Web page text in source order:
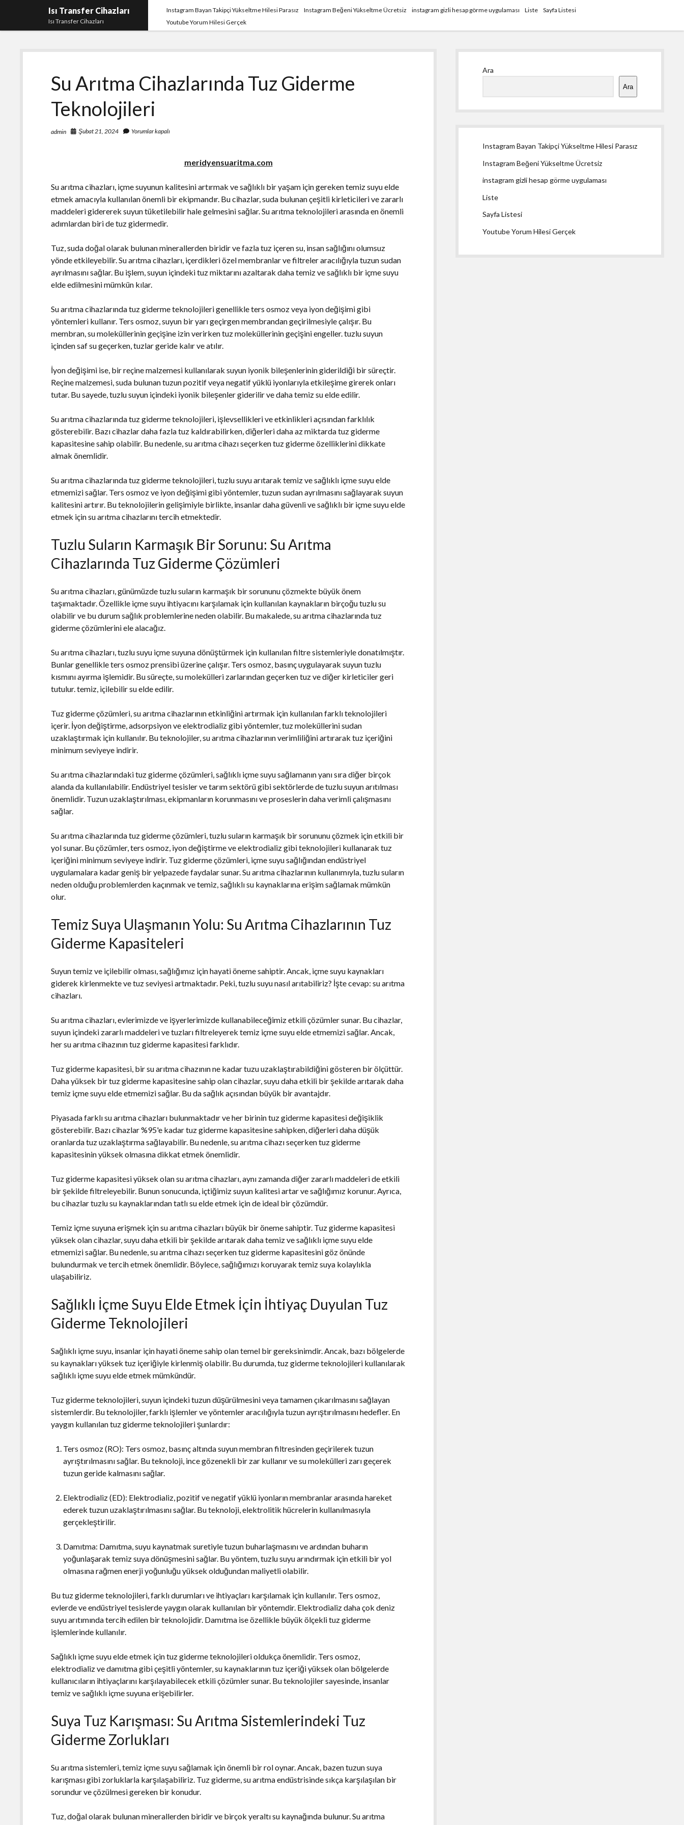
Isı Transfer Cihazları
Isı Transfer Cihazları
Instagram Bayan Takipçi Yükseltme Hilesi Parasız Instagram Beğeni Yükseltme Ücretsiz instagram gizli hesap görme uygulaması Liste
Sayfa Listesi
Youtube Yorum Hilesi Gerçek
Su Arıtma Cihazlarında Tuz Giderme
Teknolojileri
admin Şubat 21, 2024 Yorumlar kapalı
meridyensuaritma.com
Su arıtma cihazları, içme suyunun kalitesini artırmak ve sağlıklı bir yaşam için gereken temiz suyu elde
etmek amacıyla kullanılan önemli bir ekipmandır. Bu cihazlar, suda bulunan çeşitli kirleticileri ve zararlı
maddeleri gidererek suyun tüketilebilir hale gelmesini sağlar. Su arıtma teknolojileri arasında en önemli
adımlardan biri de tuz gidermedir.
Tuz, suda doğal olarak bulunan minerallerden biridir ve fazla tuz içeren su, insan sağlığını olumsuz
yönde etkileyebilir. Su arıtma cihazları, içerdikleri özel membranlar ve filtreler aracılığıyla tuzun sudan
ayrılmasını sağlar. Bu işlem, suyun içindeki tuz miktarını azaltarak daha temiz ve sağlıklı bir içme suyu
elde edilmesini mümkün kılar.
Su arıtma cihazlarında tuz giderme teknolojileri genellikle ters osmoz veya iyon değişimi gibi
yöntemleri kullanır. Ters osmoz, suyun bir yarı geçirgen membrandan geçirilmesiyle çalışır. Bu
membran, su moleküllerinin geçişine izin verirken tuz moleküllerinin geçişini engeller. tuzlu suyun
içinden saf su geçerken, tuzlar geride kalır ve atılır.
İyon değişimi ise, bir reçine malzemesi kullanılarak suyun iyonik bileşenlerinin giderildiği bir süreçtir.
Reçine malzemesi, suda bulunan tuzun pozitif veya negatif yüklü iyonlarıyla etkileşime girerek onları
tutar. Bu sayede, tuzlu suyun içindeki iyonik bileşenler giderilir ve daha temiz su elde edilir.
Su arıtma cihazlarında tuz giderme teknolojileri, işlevsellikleri ve etkinlikleri açısından farklılık
gösterebilir. Bazı cihazlar daha fazla tuz kaldırabilirken, diğerleri daha az miktarda tuz giderme
kapasitesine sahip olabilir. Bu nedenle, su arıtma cihazı seçerken tuz giderme özelliklerini dikkate
almak önemlidir.
Su arıtma cihazlarında tuz giderme teknolojileri, tuzlu suyu arıtarak temiz ve sağlıklı içme suyu elde
etmemizi sağlar. Ters osmoz ve iyon değişimi gibi yöntemler, tuzun sudan ayrılmasını sağlayarak suyun
kalitesini artırır. Bu teknolojilerin gelişimiyle birlikte, insanlar daha güvenli ve sağlıklı bir içme suyu elde
etmek için su arıtma cihazlarını tercih etmektedir.
Tuzlu Suların Karmaşık Bir Sorunu: Su Arıtma
Cihazlarında Tuz Giderme Çözümleri
Su arıtma cihazları, günümüzde tuzlu suların karmaşık bir sorununu çözmekte büyük önem
taşımaktadır. Özellikle içme suyu ihtiyacını karşılamak için kullanılan kaynakların birçoğu tuzlu su
olabilir ve bu durum sağlık problemlerine neden olabilir. Bu makalede, su arıtma cihazlarında tuz
giderme çözümlerini ele alacağız.
Su arıtma cihazları, tuzlu suyu içme suyuna dönüştürmek için kullanılan filtre sistemleriyle donatılmıştır.
Bunlar genellikle ters osmoz prensibi üzerine çalışır. Ters osmoz, basınç uygulayarak suyun tuzlu
kısmını ayırma işlemidir. Bu süreçte, su molekülleri zarlarından geçerken tuz ve diğer kirleticiler geri
tutulur. temiz, içilebilir su elde edilir.
Tuz giderme çözümleri, su arıtma cihazlarının etkinliğini artırmak için kullanılan farklı teknolojileri
içerir. İyon değiştirme, adsorpsiyon ve elektrodializ gibi yöntemler, tuz moleküllerini sudan
uzaklaştırmak için kullanılır. Bu teknolojiler, su arıtma cihazlarının verimliliğini artırarak tuz içeriğini
minimum seviyeye indirir.
Su arıtma cihazlarındaki tuz giderme çözümleri, sağlıklı içme suyu sağlamanın yanı sıra diğer birçok
alanda da kullanılabilir. Endüstriyel tesisler ve tarım sektörü gibi sektörlerde de tuzlu suyun arıtılması
önemlidir. Tuzun uzaklaştırılması, ekipmanların korunmasını ve proseslerin daha verimli çalışmasını
sağlar.
Su arıtma cihazlarında tuz giderme çözümleri, tuzlu suların karmaşık bir sorununu çözmek için etkili bir
yol sunar. Bu çözümler, ters osmoz, iyon değiştirme ve elektrodializ gibi teknolojileri kullanarak tuz
içeriğini minimum seviyeye indirir. Tuz giderme çözümleri, içme suyu sağlığından endüstriyel
uygulamalara kadar geniş bir yelpazede faydalar sunar. Su arıtma cihazlarının kullanımıyla, tuzlu suların
neden olduğu problemlerden kaçınmak ve temiz, sağlıklı su kaynaklarına erişim sağlamak mümkün
olur.
Temiz Suya Ulaşmanın Yolu: Su Arıtma Cihazlarının Tuz
Giderme Kapasiteleri
Suyun temiz ve içilebilir olması, sağlığımız için hayati öneme sahiptir. Ancak, içme suyu kaynakları
giderek kirlenmekte ve tuz seviyesi artmaktadır. Peki, tuzlu suyu nasıl arıtabiliriz? İşte cevap: su arıtma
cihazları.
Su arıtma cihazları, evlerimizde ve işyerlerimizde kullanabileceğimiz etkili çözümler sunar. Bu cihazlar,
suyun içindeki zararlı maddeleri ve tuzları filtreleyerek temiz içme suyu elde etmemizi sağlar. Ancak,
her su arıtma cihazının tuz giderme kapasitesi farklıdır.
Tuz giderme kapasitesi, bir su arıtma cihazının ne kadar tuzu uzaklaştırabildiğini gösteren bir ölçüttür.
Daha yüksek bir tuz giderme kapasitesine sahip olan cihazlar, suyu daha etkili bir şekilde arıtarak daha
temiz içme suyu elde etmemizi sağlar. Bu da sağlık açısından büyük bir avantajdır.
Piyasada farklı su arıtma cihazları bulunmaktadır ve her birinin tuz giderme kapasitesi değişiklik
gösterebilir. Bazı cihazlar %95'e kadar tuz giderme kapasitesine sahipken, diğerleri daha düşük
oranlarda tuz uzaklaştırma sağlayabilir. Bu nedenle, su arıtma cihazı seçerken tuz giderme
kapasitesinin yüksek olmasına dikkat etmek önemlidir.
Tuz giderme kapasitesi yüksek olan su arıtma cihazları, aynı zamanda diğer zararlı maddeleri de etkili
bir şekilde filtreleyebilir. Bunun sonucunda, içtiğimiz suyun kalitesi artar ve sağlığımız korunur. Ayrıca,
bu cihazlar tuzlu su kaynaklarından tatlı su elde etmek için de ideal bir çözümdür.
Temiz içme suyuna erişmek için su arıtma cihazları büyük bir öneme sahiptir. Tuz giderme kapasitesi
yüksek olan cihazlar, suyu daha etkili bir şekilde arıtarak daha temiz ve sağlıklı içme suyu elde
etmemizi sağlar. Bu nedenle, su arıtma cihazı seçerken tuz giderme kapasitesini göz önünde
bulundurmak ve tercih etmek önemlidir. Böylece, sağlığımızı koruyarak temiz suya kolaylıkla
ulaşabiliriz.
Sağlıklı İçme Suyu Elde Etmek İçin İhtiyaç Duyulan Tuz
Giderme Teknolojileri
Sağlıklı içme suyu, insanlar için hayati öneme sahip olan temel bir gereksinimdir. Ancak, bazı bölgelerde
su kaynakları yüksek tuz içeriğiyle kirlenmiş olabilir. Bu durumda, tuz giderme teknolojileri kullanılarak
sağlıklı içme suyu elde etmek mümkündür.
Tuz giderme teknolojileri, suyun içindeki tuzun düşürülmesini veya tamamen çıkarılmasını sağlayan
sistemlerdir. Bu teknolojiler, farklı işlemler ve yöntemler aracılığıyla tuzun ayrıştırılmasını hedefler. En
yaygın kullanılan tuz giderme teknolojileri şunlardır:
Ters osmoz (RO): Ters osmoz, basınç altında suyun membran filtresinden geçirilerek tuzun
ayrıştırılmasını sağlar. Bu teknoloji, ince gözenekli bir zar kullanır ve su molekülleri zarı geçerek
tuzun geride kalmasını sağlar.
Elektrodializ (ED): Elektrodializ, pozitif ve negatif yüklü iyonların membranlar arasında hareket
ederek tuzun uzaklaştırılmasını sağlar. Bu teknoloji, elektrolitik hücrelerin kullanılmasıyla
gerçekleştirilir.
Damıtma: Damıtma, suyu kaynatmak suretiyle tuzun buharlaşmasını ve ardından buharın
yoğunlaşarak temiz suya dönüşmesini sağlar. Bu yöntem, tuzlu suyu arındırmak için etkili bir yol
olmasına rağmen enerji yoğunluğu yüksek olduğundan maliyetli olabilir.
Bu tuz giderme teknolojileri, farklı durumları ve ihtiyaçları karşılamak için kullanılır. Ters osmoz,
evlerde ve endüstriyel tesislerde yaygın olarak kullanılan bir yöntemdir. Elektrodializ daha çok deniz
suyu arıtımında tercih edilen bir teknolojidir. Damıtma ise özellikle büyük ölçekli tuz giderme
işlemlerinde kullanılır.
Sağlıklı içme suyu elde etmek için tuz giderme teknolojileri oldukça önemlidir. Ters osmoz,
elektrodializ ve damıtma gibi çeşitli yöntemler, su kaynaklarının tuz içeriği yüksek olan bölgelerde
kullanıcıların ihtiyaçlarını karşılayabilecek etkili çözümler sunar. Bu teknolojiler sayesinde, insanlar
temiz ve sağlıklı içme suyuna erişebilirler.
Suya Tuz Karışması: Su Arıtma Sistemlerindeki Tuz
Giderme Zorlukları
Su arıtma sistemleri, temiz içme suyu sağlamak için önemli bir rol oynar. Ancak, bazen tuzun suya
karışması gibi zorluklarla karşılaşabiliriz. Tuz giderme, su arıtma endüstrisinde sıkça karşılaşılan bir
sorundur ve çözülmesi gereken bir konudur.
Tuz, doğal olarak bulunan minerallerden biridir ve birçok yeraltı su kaynağında bulunur. Su arıtma
Ara
Ara
Instagram Bayan Takipçi Yükseltme Hilesi Parasız
Instagram Beğeni Yükseltme Ücretsiz
instagram gizli hesap görme uygulaması
Liste
Sayfa Listesi
Youtube Yorum Hilesi Gerçek